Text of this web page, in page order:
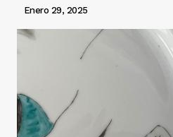
Enero 29, 2025